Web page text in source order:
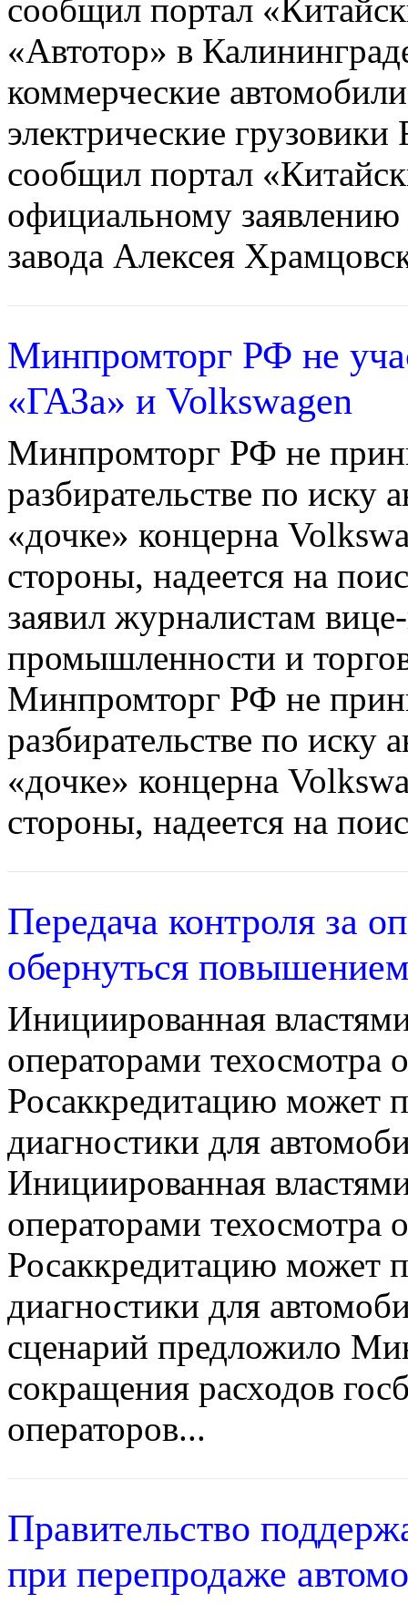
сообщил портал
«Автотор» в
коммерческие
электрические
сообщил портал
официальному заявлению
завода Алексея
Минпромторг РФ не
«ГАЗа» и Volkswagen
Минпромторг РФ не
разбирательстве по иску
«дочке» концерна
стороны, надеется на
заявил журналистам
промышленности и
Минпромторг РФ не
разбирательстве по иску
«дочке» концерна
стороны, надеется на
Передача контроля за
обернуться
Инициированная
операторами техосмотра
Росаккредитацию может
диагностики для
Инициированная
операторами техосмотра
Росаккредитацию может
диагностики для
сценарий предложило
сокращения расходов
операторов...
Правительство
при перепродаже